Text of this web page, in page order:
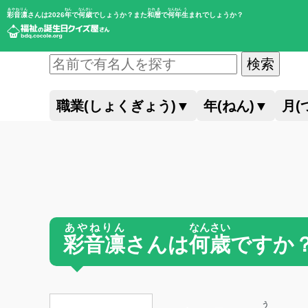
彩音凛
あやねりん
さんは2026年
ねん
で何歳
なんさい
でしょうか？また和暦
われき
で何年
なんねん
生
う
まれでしょうか？
検索
職業(しょくぎょう) ▼ 年(ねん) ▼ 月(
彩音凛
あやねりん
さんは何歳
なんさい
ですか
う